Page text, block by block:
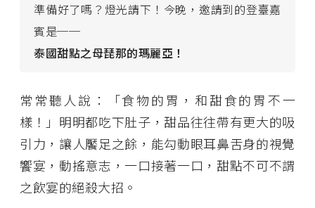
準備好了嗎？燈光請下！今晚，邀請到的登臺嘉
賓是──
泰國甜點之母琵那的瑪麗亞！
常常聽人說：「食物的胃，和甜食的胃不一
樣！」明明都吃下肚子，甜品往往帶有更大的吸
引力，讓人饜足之餘，能勾動眼耳鼻舌身的視覺
饗宴，動搖意志，一口接著一口，甜點不可不謂
之飲宴的絕殺大招。